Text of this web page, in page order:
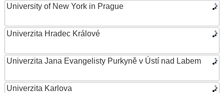
University of New York in Prague
Univerzita Hradec Králové
Univerzita Jana Evangelisty Purkyně v Ústí nad Labem
Univerzita Karlova